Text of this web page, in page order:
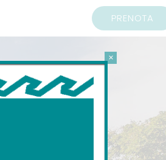
PRENOTA
×